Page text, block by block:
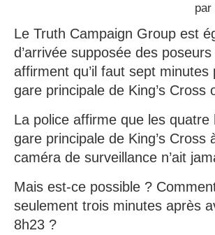
par
Le Truth Campaign Group est
d’arrivée supposée des
affirment qu’il faut sept
gare principale de King’s
La police affirme que les
gare principale de King’s Cross
caméra de surveillance n’ait
Mais est-ce possible ?
seulement trois minutes après
8h23 ?